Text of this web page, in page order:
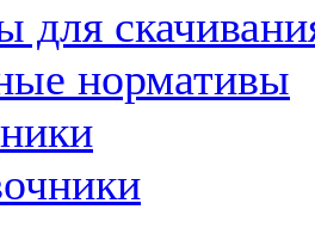
для
нормативы